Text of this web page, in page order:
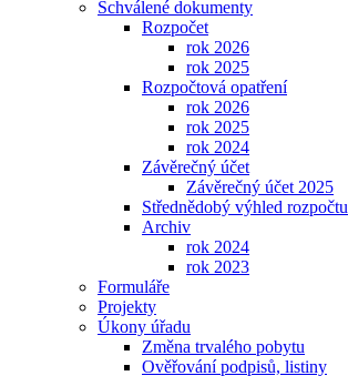
Schválené dokumenty
Rozpočet
rok 2026
rok 2025
Rozpočtová opatření
rok 2026
rok 2025
rok 2024
Závěrečný účet
Závěrečný účet 2025
Střednědobý výhled rozpočtu
Archiv
rok 2024
rok 2023
Formuláře
Projekty
Úkony úřadu
Změna trvalého pobytu
Ověřování podpisů, listiny